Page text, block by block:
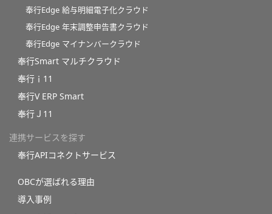
奉行Edge 給与明細電子化クラウド
奉行Edge 年末調整申告書クラウド
奉行Edge マイナンバークラウド
奉行Smart マルチクラウド
奉行ｉ11
奉行V ERP Smart
奉行Ｊ11
連携サービスを探す
奉行APIコネクトサービス
OBCが選ばれる理由
導入事例